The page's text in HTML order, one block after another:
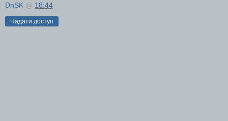
DnSK @ 18:44
Надати доступ